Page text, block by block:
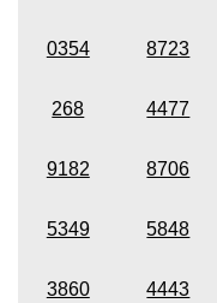
0354 8723
268 4477
9182 8706
5349 5848
3860 4443